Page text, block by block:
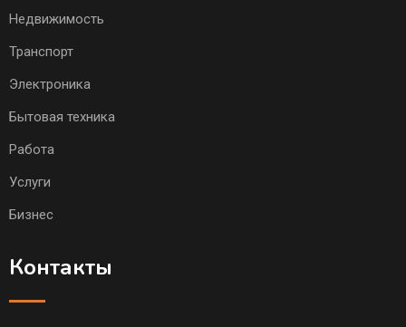
Недвижимость
Транспорт
Электроника
Бытовая техника
Работа
Услуги
Бизнес
Контакты